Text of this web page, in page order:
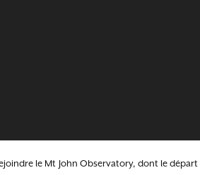
le Mt John Observatory, dont le